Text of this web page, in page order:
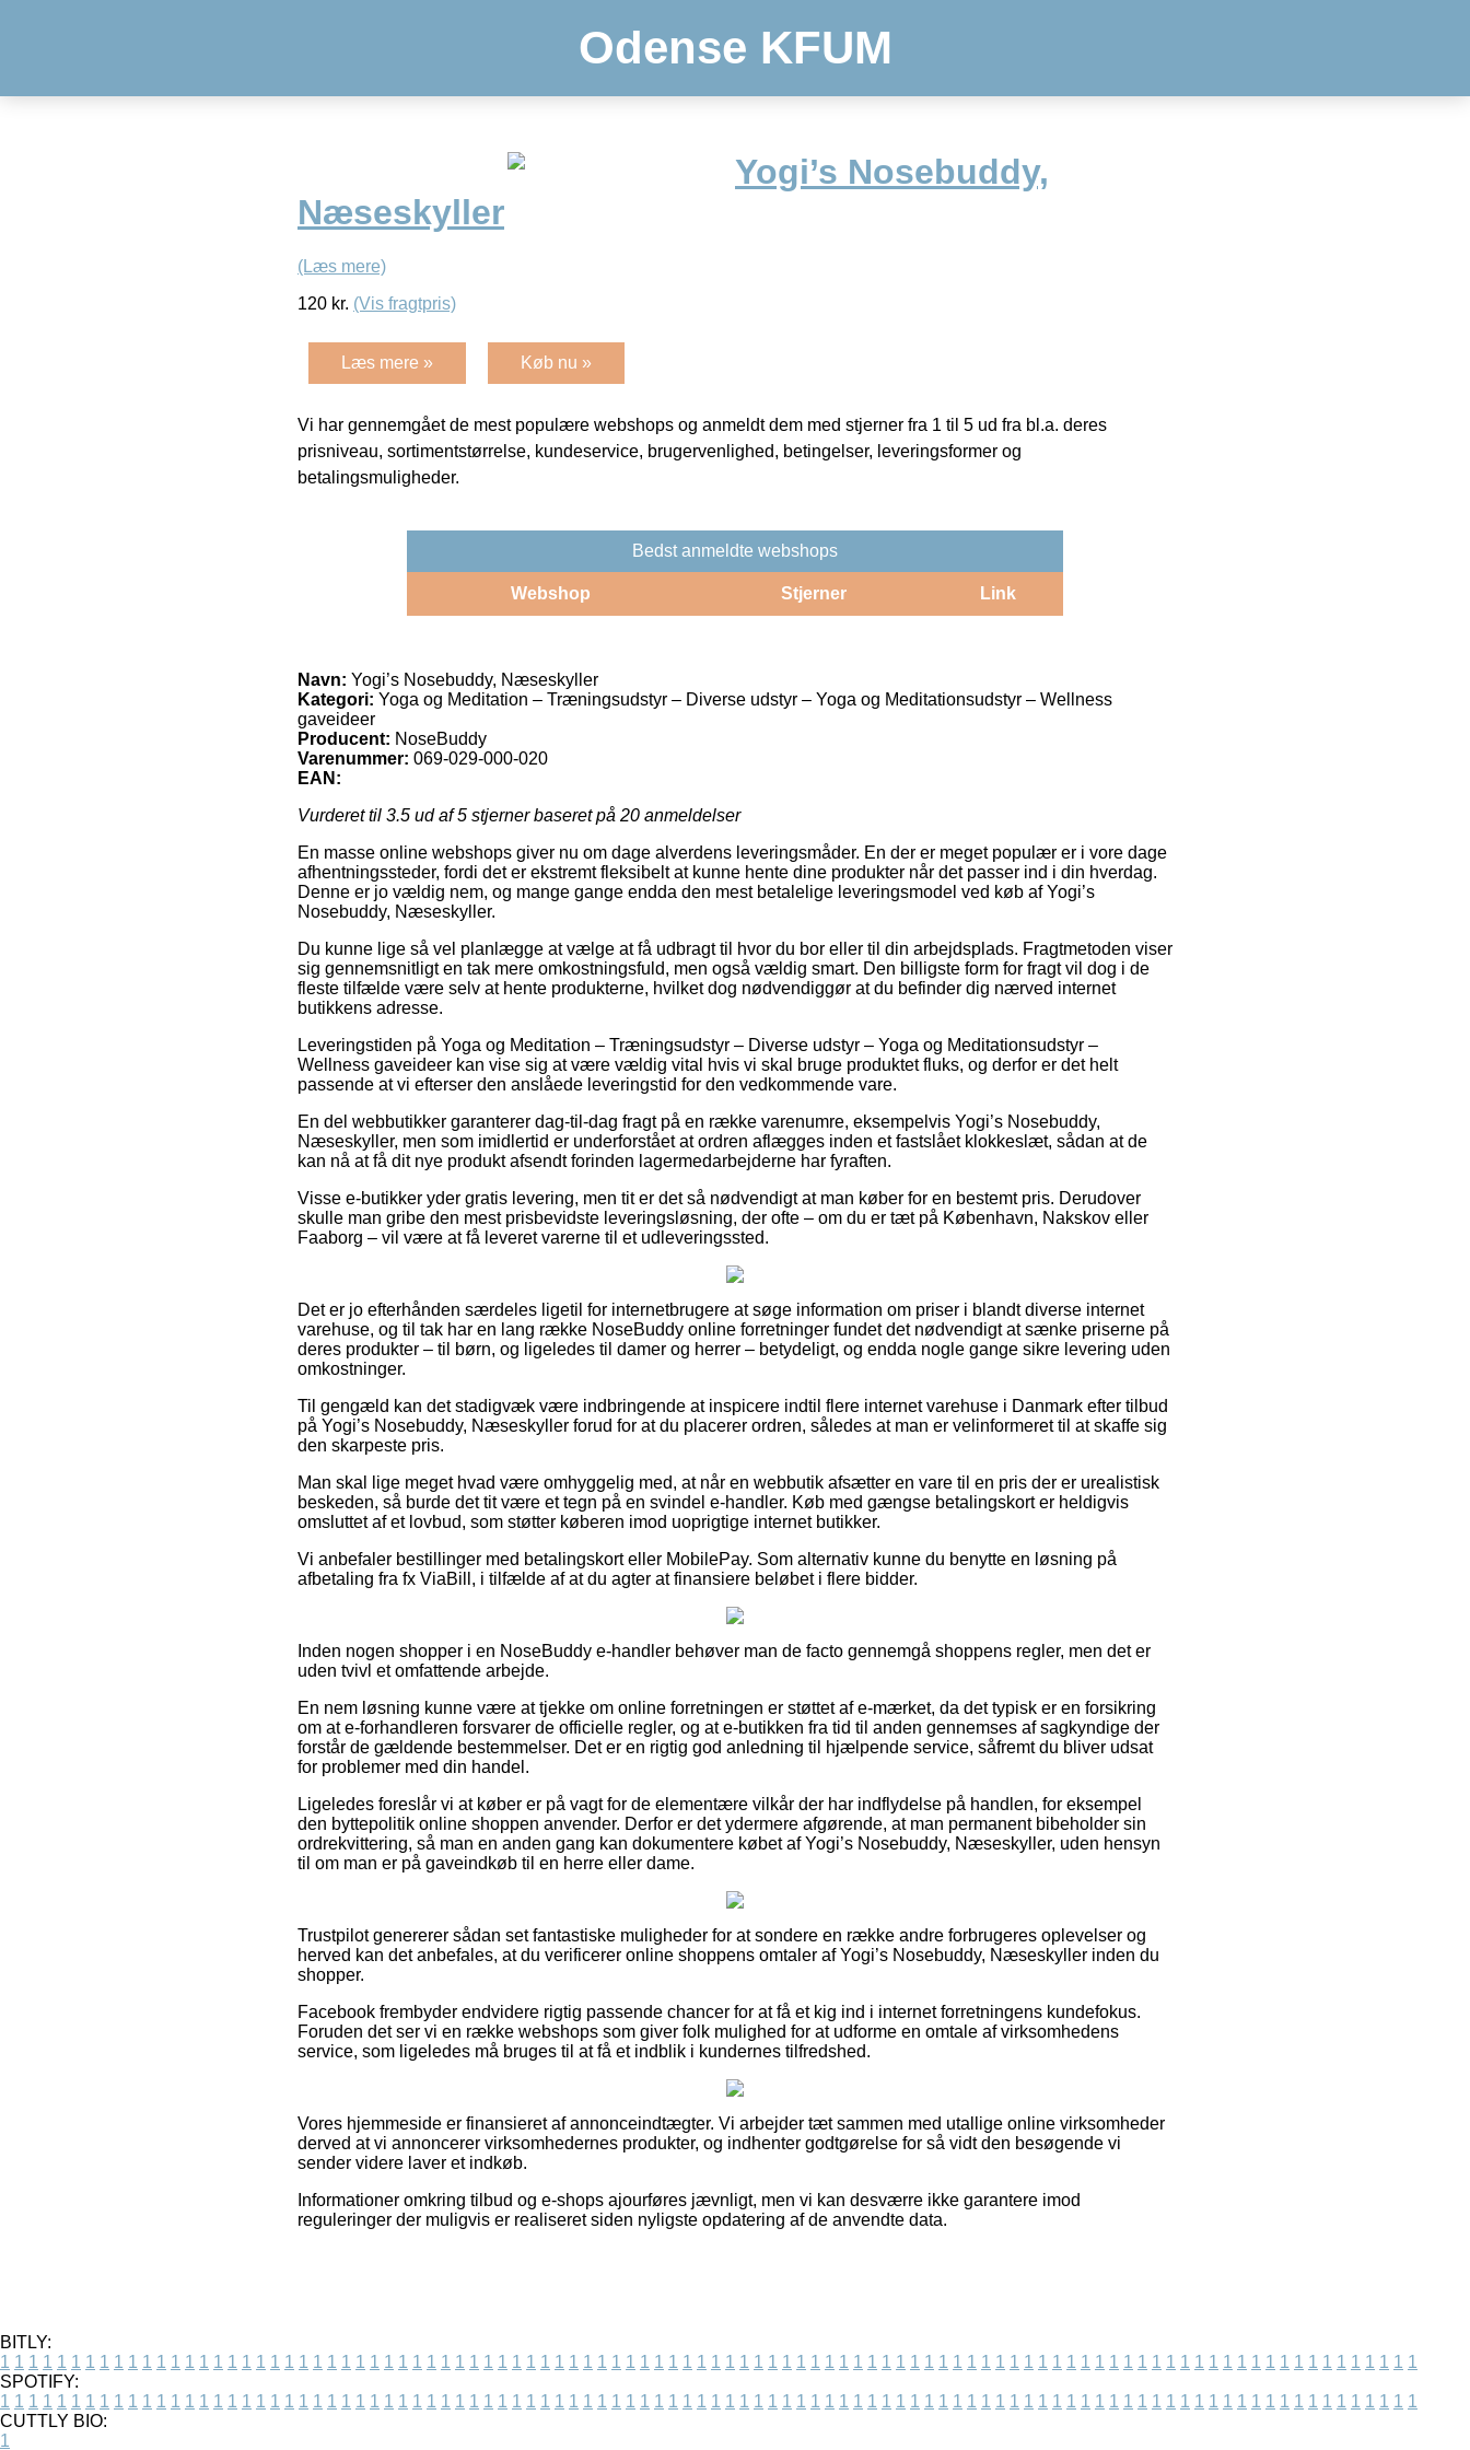
Odense KFUM
Yogi’s Nosebuddy,
Næseskyller
(Læs mere)
120 kr. (Vis fragtpris)
Læs mere » Køb nu »
Vi har gennemgået de mest populære webshops og anmeldt dem med stjerner fra 1 til 5 ud fra bl.a. deres
prisniveau, sortimentstørrelse, kundeservice, brugervenlighed, betingelser, leveringsformer og
betalingsmuligheder.
Bedst anmeldte webshops
Webshop Stjerner Link
Navn: Yogi’s Nosebuddy, Næseskyller
Kategori: Yoga og Meditation – Træningsudstyr – Diverse udstyr – Yoga og Meditationsudstyr – Wellness
gaveideer
Producent: NoseBuddy
Varenummer: 069-029-000-020
EAN:
Vurderet til 3.5 ud af 5 stjerner baseret på 20 anmeldelser
En masse online webshops giver nu om dage alverdens leveringsmåder. En der er meget populær er i vore dage
afhentningssteder, fordi det er ekstremt fleksibelt at kunne hente dine produkter når det passer ind i din hverdag.
Denne er jo vældig nem, og mange gange endda den mest betalelige leveringsmodel ved køb af Yogi’s
Nosebuddy, Næseskyller.
Du kunne lige så vel planlægge at vælge at få udbragt til hvor du bor eller til din arbejdsplads. Fragtmetoden viser
sig gennemsnitligt en tak mere omkostningsfuld, men også vældig smart. Den billigste form for fragt vil dog i de
fleste tilfælde være selv at hente produkterne, hvilket dog nødvendiggør at du befinder dig nærved internet
butikkens adresse.
Leveringstiden på Yoga og Meditation – Træningsudstyr – Diverse udstyr – Yoga og Meditationsudstyr –
Wellness gaveideer kan vise sig at være vældig vital hvis vi skal bruge produktet fluks, og derfor er det helt
passende at vi efterser den anslåede leveringstid for den vedkommende vare.
En del webbutikker garanterer dag-til-dag fragt på en række varenumre, eksempelvis Yogi’s Nosebuddy,
Næseskyller, men som imidlertid er underforstået at ordren aflægges inden et fastslået klokkeslæt, sådan at de
kan nå at få dit nye produkt afsendt forinden lagermedarbejderne har fyraften.
Visse e-butikker yder gratis levering, men tit er det så nødvendigt at man køber for en bestemt pris. Derudover
skulle man gribe den mest prisbevidste leveringsløsning, der ofte – om du er tæt på København, Nakskov eller
Faaborg – vil være at få leveret varerne til et udleveringssted.
Det er jo efterhånden særdeles ligetil for internetbrugere at søge information om priser i blandt diverse internet
varehuse, og til tak har en lang række NoseBuddy online forretninger fundet det nødvendigt at sænke priserne på
deres produkter – til børn, og ligeledes til damer og herrer – betydeligt, og endda nogle gange sikre levering uden
omkostninger.
Til gengæld kan det stadigvæk være indbringende at inspicere indtil flere internet varehuse i Danmark efter tilbud
på Yogi’s Nosebuddy, Næseskyller forud for at du placerer ordren, således at man er velinformeret til at skaffe sig
den skarpeste pris.
Man skal lige meget hvad være omhyggelig med, at når en webbutik afsætter en vare til en pris der er urealistisk
beskeden, så burde det tit være et tegn på en svindel e-handler. Køb med gængse betalingskort er heldigvis
omsluttet af et lovbud, som støtter køberen imod uoprigtige internet butikker.
Vi anbefaler bestillinger med betalingskort eller MobilePay. Som alternativ kunne du benytte en løsning på
afbetaling fra fx ViaBill, i tilfælde af at du agter at finansiere beløbet i flere bidder.
Inden nogen shopper i en NoseBuddy e-handler behøver man de facto gennemgå shoppens regler, men det er
uden tvivl et omfattende arbejde.
En nem løsning kunne være at tjekke om online forretningen er støttet af e-mærket, da det typisk er en forsikring
om at e-forhandleren forsvarer de officielle regler, og at e-butikken fra tid til anden gennemses af sagkyndige der
forstår de gældende bestemmelser. Det er en rigtig god anledning til hjælpende service, såfremt du bliver udsat
for problemer med din handel.
Ligeledes foreslår vi at køber er på vagt for de elementære vilkår der har indflydelse på handlen, for eksempel
den byttepolitik online shoppen anvender. Derfor er det ydermere afgørende, at man permanent bibeholder sin
ordrekvittering, så man en anden gang kan dokumentere købet af Yogi’s Nosebuddy, Næseskyller, uden hensyn
til om man er på gaveindkøb til en herre eller dame.
Trustpilot genererer sådan set fantastiske muligheder for at sondere en række andre forbrugeres oplevelser og
herved kan det anbefales, at du verificerer online shoppens omtaler af Yogi’s Nosebuddy, Næseskyller inden du
shopper.
Facebook frembyder endvidere rigtig passende chancer for at få et kig ind i internet forretningens kundefokus.
Foruden det ser vi en række webshops som giver folk mulighed for at udforme en omtale af virksomhedens
service, som ligeledes må bruges til at få et indblik i kundernes tilfredshed.
Vores hjemmeside er finansieret af annonceindtægter. Vi arbejder tæt sammen med utallige online virksomheder
derved at vi annoncerer virksomhedernes produkter, og indhenter godtgørelse for så vidt den besøgende vi
sender videre laver et indkøb.
Informationer omkring tilbud og e-shops ajourføres jævnligt, men vi kan desværre ikke garantere imod
reguleringer der muligvis er realiseret siden nyligste opdatering af de anvendte data.
BITLY:
1 1 1 1 1 1 1 1 1 1 1 1 1 1 1 1 1 1 1 1 1 1 1 1 1 1 1 1 1 1 1 1 1 1 1 1 1 1 1 1 1 1 1 1 1 1 1 1 1 1 1 1 1 1 1 1 1 1 1 1 1 1 1 1 1 1 1 1 1 1 1 1 1 1 1 1 1 1 1 1 1 1 1 1 1 1 1 1 1 1 1 1 1 1 1 1 1 1 1 1
SPOTIFY:
1 1 1 1 1 1 1 1 1 1 1 1 1 1 1 1 1 1 1 1 1 1 1 1 1 1 1 1 1 1 1 1 1 1 1 1 1 1 1 1 1 1 1 1 1 1 1 1 1 1 1 1 1 1 1 1 1 1 1 1 1 1 1 1 1 1 1 1 1 1 1 1 1 1 1 1 1 1 1 1 1 1 1 1 1 1 1 1 1 1 1 1 1 1 1 1 1 1 1 1
CUTTLY BIO:
1